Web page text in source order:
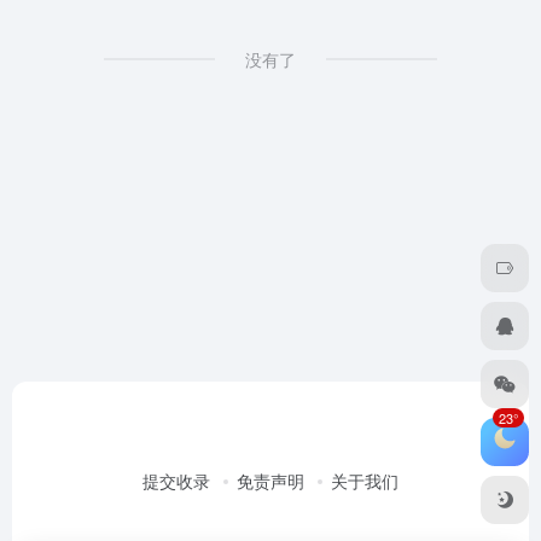
没有了
提交收录 免责声明 关于我们
23°